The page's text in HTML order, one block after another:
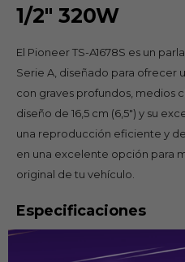
1/2" 320W
El Pioneer TS-A1678S es un
Serie A, diseñado para ofrecer
con graves profundos, medios
diseño de 16,5 cm (6,5") y su
una reproducción eficiente y
en una excelente opción para
original de tu vehículo.
Especificaciones
Tipo: Parlante coaxial para